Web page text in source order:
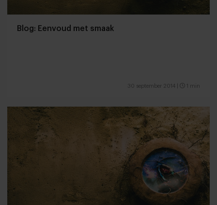
Blog: Eenvoud met smaak
30 september 2014 1 min